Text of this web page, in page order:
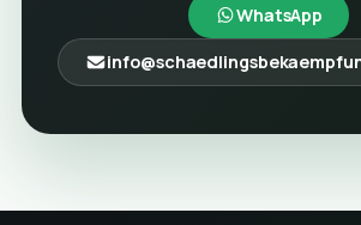
WhatsApp